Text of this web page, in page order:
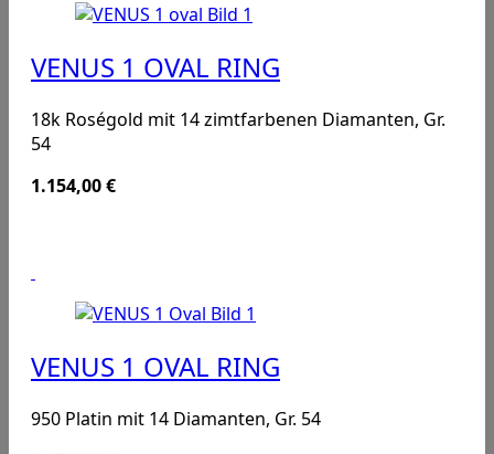
VENUS 1 OVAL RING
18k Roségold mit 14 zimtfarbenen Diamanten, Gr.
54
1.154,00€
VENUS 1 OVAL RING
950 Platin mit 14 Diamanten, Gr. 54